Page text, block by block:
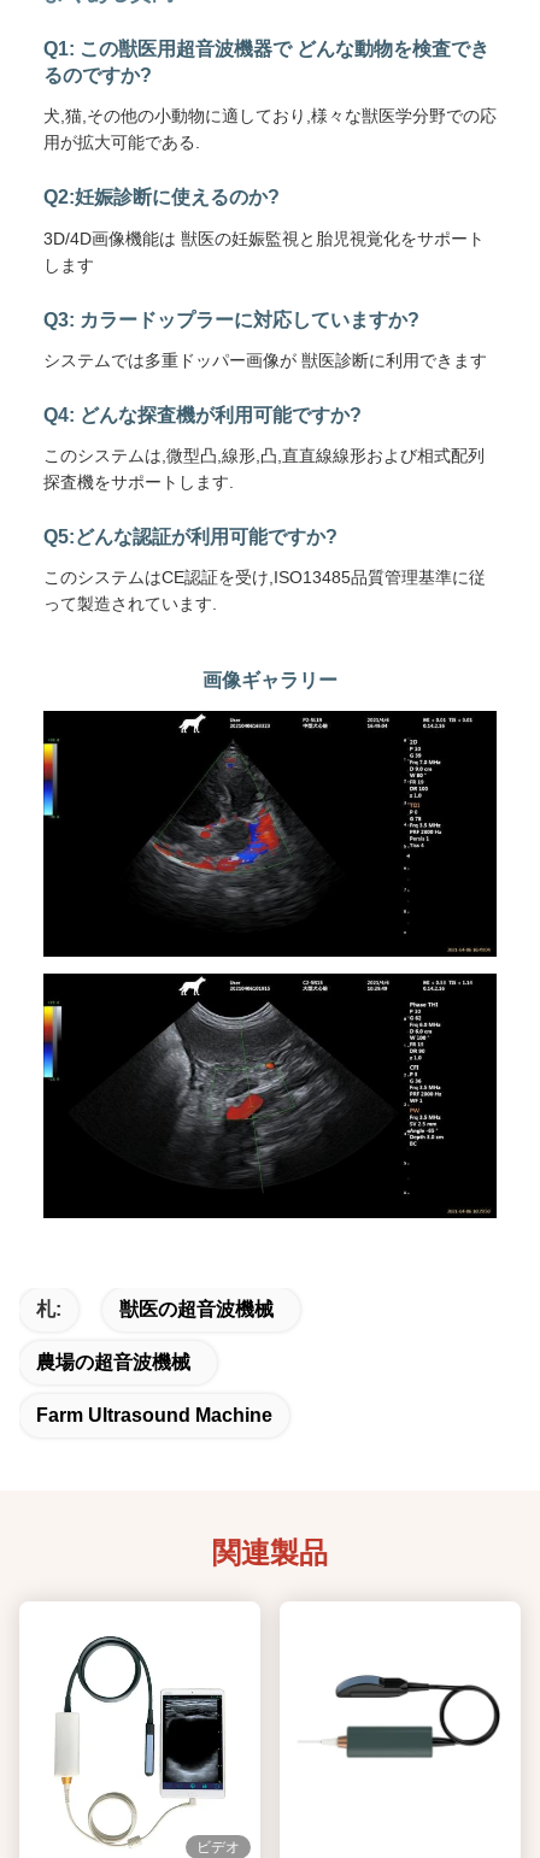
Q1: この獣医用超音波機器で どんな動物を検査でき
るのですか?
犬,猫,その他の小動物に適しており,様々な獣医学分野での応
用が拡大可能である.
Q2:妊娠診断に使えるのか?
3D/4D画像機能は 獣医の妊娠監視と胎児視覚化をサポート
します
Q3: カラードップラーに対応していますか?
システムでは多重ドッパー画像が 獣医診断に利用できます
Q4: どんな探査機が利用可能ですか?
このシステムは,微型凸,線形,凸,直直線線形および相式配列
探査機をサポートします.
Q5:どんな認証が利用可能ですか?
このシステムはCE認証を受け,ISO13485品質管理基準に従
って製造されています.
画像ギャラリー
札: 獣医の超音波機械
農場の超音波機械
Farm Ultrasound Machine
関連製品
ビデオ